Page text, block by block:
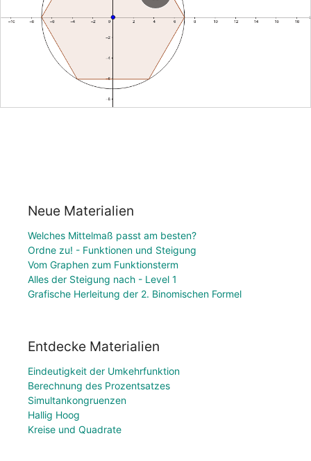
Neue Materialien
Welches Mittelmaß passt am besten?
Ordne zu! - Funktionen und Steigung
Vom Graphen zum Funktionsterm
Alles der Steigung nach - Level 1
Grafische Herleitung der 2. Binomischen Formel
Entdecke Materialien
Eindeutigkeit der Umkehrfunktion
Berechnung des Prozentsatzes
Simultankongruenzen
Hallig Hoog
Kreise und Quadrate